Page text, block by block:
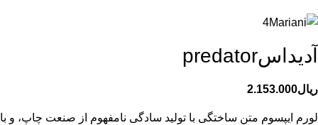
آدیداسpredator
ریال2.153.000
لورم ایپسوم متن ساختگی با تولید سادگی نامفهوم از صنعت چاپ، و با